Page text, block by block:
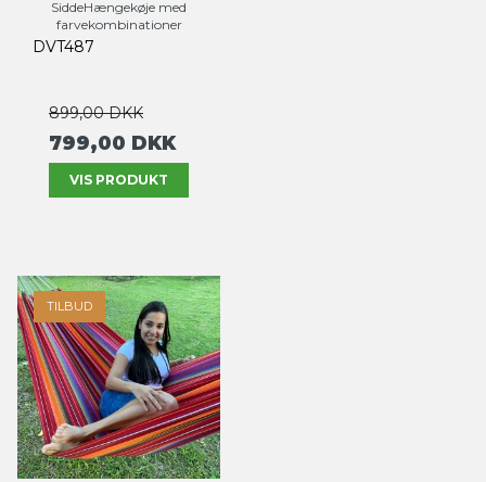
SiddeHængekøje med
farvekombinationer
DVT487
899,00 DKK
799,00 DKK
VIS PRODUKT
TILBUD